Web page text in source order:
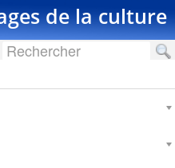
de la culture